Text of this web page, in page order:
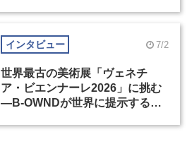
インタビュー 7/2
世界最古の美術展「ヴェネチ
ア・ビエンナーレ2026」に挑む
―B-OWNDが世界に提示する美